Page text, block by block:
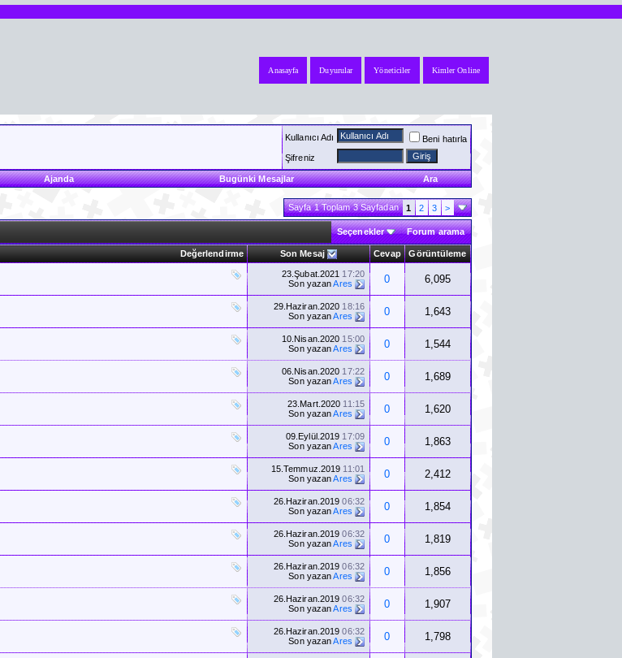
Kimler Online
Yöneticiler
Duyurular
Anasayfa
Kullanıcı Adı
Beni hatırla
Şifreniz
Ajanda Bugünki Mesajlar Ara
Sayfa 1 Toplam 3 Sayfadan 1 2 3 >
Seçenekler Forum arama
Değerlendirme Son Mesaj Cevap Görüntüleme
23.Şubat.2021 17:20
Son yazanAres 0 6,095
29.Haziran.2020 18:16
Son yazanAres 0 1,643
10.Nisan.2020 15:00
Son yazanAres 0 1,544
06.Nisan.2020 17:22
Son yazanAres 0 1,689
23.Mart.2020 11:15
Son yazanAres 0 1,620
09.Eylül.2019 17:09
Son yazanAres 0 1,863
15.Temmuz.2019 11:01
Son yazanAres 0 2,412
26.Haziran.201906:32
Son yazanAres 0 1,854
26.Haziran.201906:32
Son yazanAres 0 1,819
26.Haziran.201906:32
Son yazanAres 0 1,856
26.Haziran.201906:32
Son yazanAres 0 1,907
26.Haziran.201906:32
Son yazanAres 0 1,798